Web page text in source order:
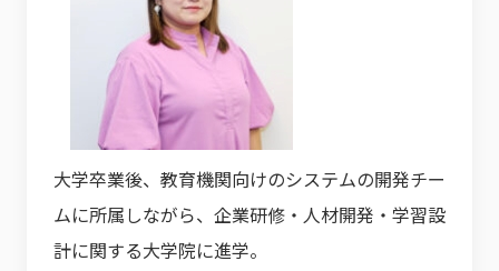
大学卒業後、教育機関向けのシステムの開発チー
ムに所属しながら、企業研修・人材開発・学習設
計に関する大学院に進学。